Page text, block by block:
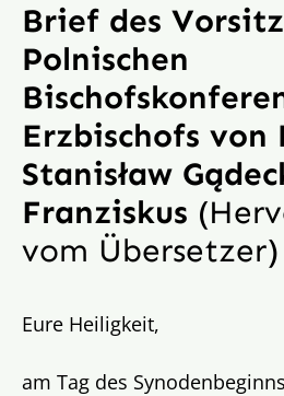
Brief des
Polnischen
Erzbischofs von
Stanisław
Franziskus
vom Übersetzer)
Eure Heiligkeit,
am Tag des